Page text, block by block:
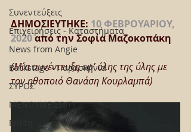
Συνεντεύξεις
Επιχειρήσεις - Καταστήματα
News from Angie
Backstage - Παρασκήνια
ΣΥΡΟΣ
ΜΕΝΟΥΜΕ ΣΠΙΤΙ
Γεύση
ΔΗΜΟΣΙΕΥΤΗΚΕ: 10 ΦΕΒΡΟΥΑΡΙΟΥ,
2020 από την Σοφία Μαζοκοπάκη
(Μία συνέντευξη εφ’ όλης της ύλης με
τον ηθοποιό Θανάση Κουρλαμπά)